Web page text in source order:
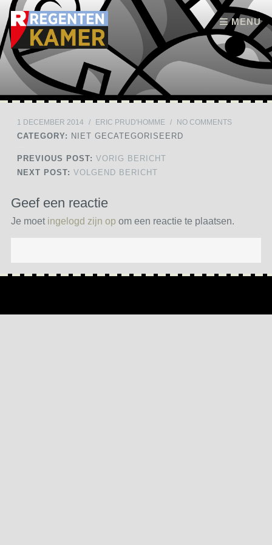
MENU
Skip to content
1 DECEMBER 2014 / ERIC PRUD'HOMME / NO COMMENTS
CATEGORY: NIET GECATEGORISEERD
PREVIOUS POST: VORIG BERICHT
NEXT POST: VOLGEND BERICHT
Geef een reactie
Je moet ingelogd zijn op om een reactie te plaatsen.